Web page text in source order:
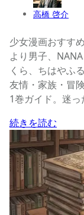
高橋 啓介
少女漫画おすす
より男子、
くら、ちはやふ
友情・家族・冒
1巻ガイド。迷っ
続きを読む